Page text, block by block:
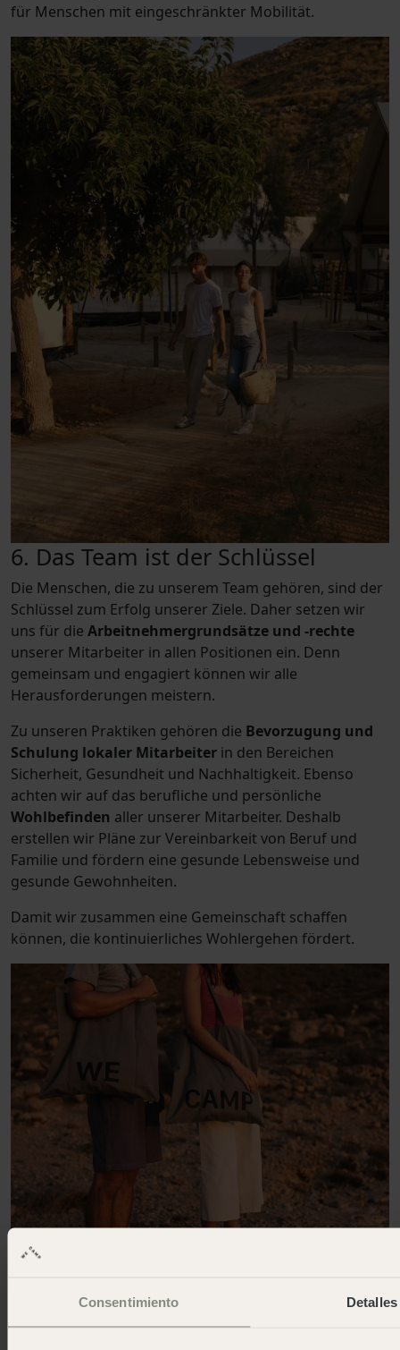
Consentimiento Detalles
für Menschen mit eingeschränkter Mobilität.
6. Das Team ist der Schlüssel
Die Menschen, die zu unserem Team gehören, sind der
Schlüssel zum Erfolg unserer Ziele. Daher setzen wir
uns für die Arbeitnehmergrundsätze und -rechte
unserer Mitarbeiter in allen Positionen ein. Denn
gemeinsam und engagiert können wir alle
Herausforderungen meistern.
Zu unseren Praktiken gehören die Bevorzugung und
Schulung lokaler Mitarbeiter in den Bereichen
Sicherheit, Gesundheit und Nachhaltigkeit. Ebenso
achten wir auf das berufliche und persönliche
Wohlbefinden aller unserer Mitarbeiter. Deshalb
erstellen wir Pläne zur Vereinbarkeit von Beruf und
Familie und fördern eine gesunde Lebensweise und
gesunde Gewohnheiten.
Damit wir zusammen eine Gemeinschaft schaffen
können, die kontinuierliches Wohlergehen fördert.
7. Soziales Engagement
Unser Engagement kommt bei den
benachteiligten sozialen Gruppen
an. Möbelspenden